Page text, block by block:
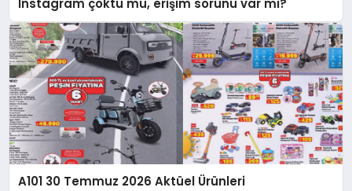
Instagram çöktü mü, erişim sorunu var mı?
A101 30 Temmuz 2026 Aktüel Ürünleri